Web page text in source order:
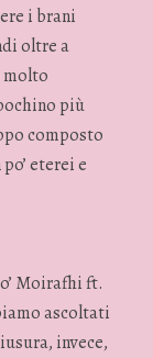
i brani
oltre a
molto
più
composto
eterei e
Moirafhi ft.
ascoltati
invece,